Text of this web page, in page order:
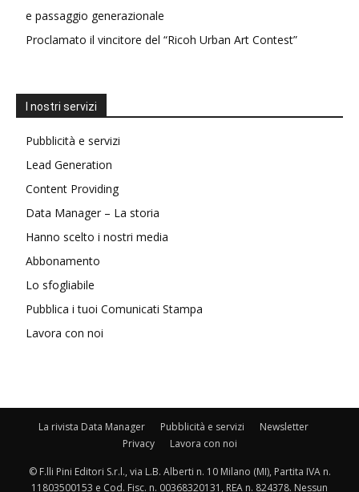
e passaggio generazionale
Proclamato il vincitore del “Ricoh Urban Art Contest”
I nostri servizi
Pubblicità e servizi
Lead Generation
Content Providing
Data Manager – La storia
Hanno scelto i nostri media
Abbonamento
Lo sfogliabile
Pubblica i tuoi Comunicati Stampa
Lavora con noi
La rivista Data Manager Pubblicità e servizi
Newsletter
Privacy
Lavora con noi
© F.lli Pini Editori S.r.l., via L.B. Alberti n. 10 Milano (MI), Partita IVA n.
11803500153 e Cod. Fisc. n. 00368320131, REA n. 824378. Nessun